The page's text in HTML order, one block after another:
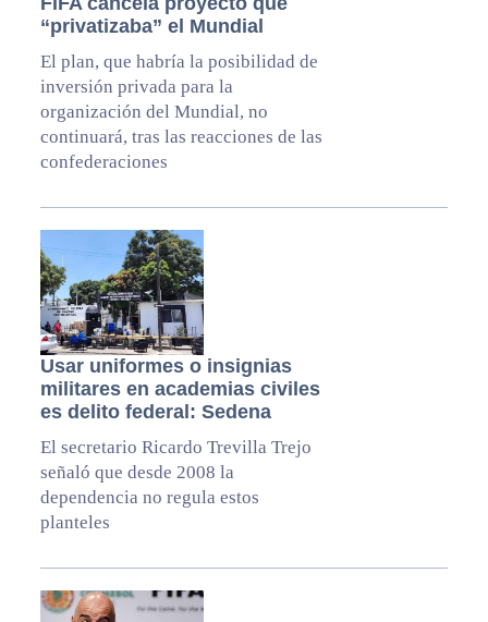
“privatizaba” el Mundial
El plan, que habría la posibilidad de
inversión privada para la
organización del Mundial, no
continuará, tras las reacciones de las
confederaciones
Usar uniformes o insignias
militares en academias civiles
es delito federal: Sedena
El secretario Ricardo Trevilla Trejo
señaló que desde 2008 la
dependencia no regula estos
planteles